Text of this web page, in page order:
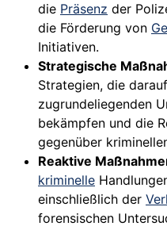
die Präsenz der
die Förderung von
Initiativen.
Strategische
Strategien, die
zugrundeliegenden
bekämpfen und die
gegenüber
Reaktive
kriminelle
einschließlich der
forensischen